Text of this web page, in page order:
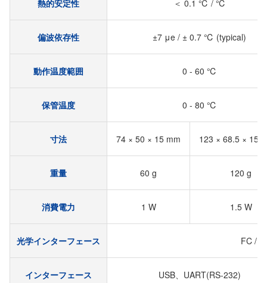
熱的安定性 ＜ 0.1 ℃ / ℃
偏波依存性 ±7 μe / ± 0.7 ℃ (typical)
動作温度範囲 0 - 60 ℃
保管温度 0 - 80 ℃
寸法 74 × 50 × 15 mm 123 × 68.5 ×
重量 60 g 120 g
消費電力 1 W 1.5 W
光学インターフェース FC /
インターフェース USB、UART(RS-232)